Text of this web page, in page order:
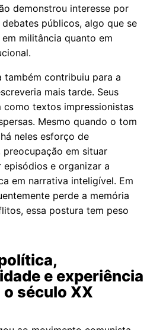
demonstrou interesse por
públicos, algo que se
militância quanto em
também contribuiu para a
mais tarde. Seus
como textos impressionistas
Mesmo quando o tom
neles esforço de
em situar
episódios e organizar a
em narrativa inteligível. Em
perde a memória
essa postura tem peso
e experiência
século XX